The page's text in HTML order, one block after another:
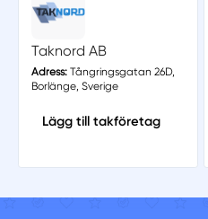
Taknord AB
Adress:Tångringsgatan 26D,
Borlänge, Sverige
Lägg till takföretag